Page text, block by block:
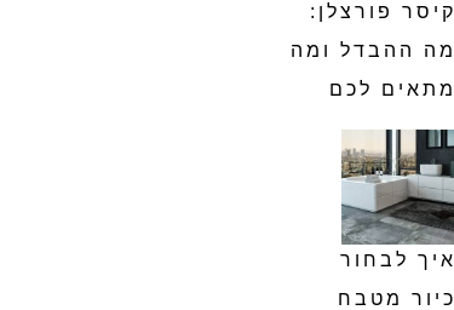
קיסר פורצלן:
מה ההבדל ומה
מתאים לכם
איך לבחור
כיור מטבח